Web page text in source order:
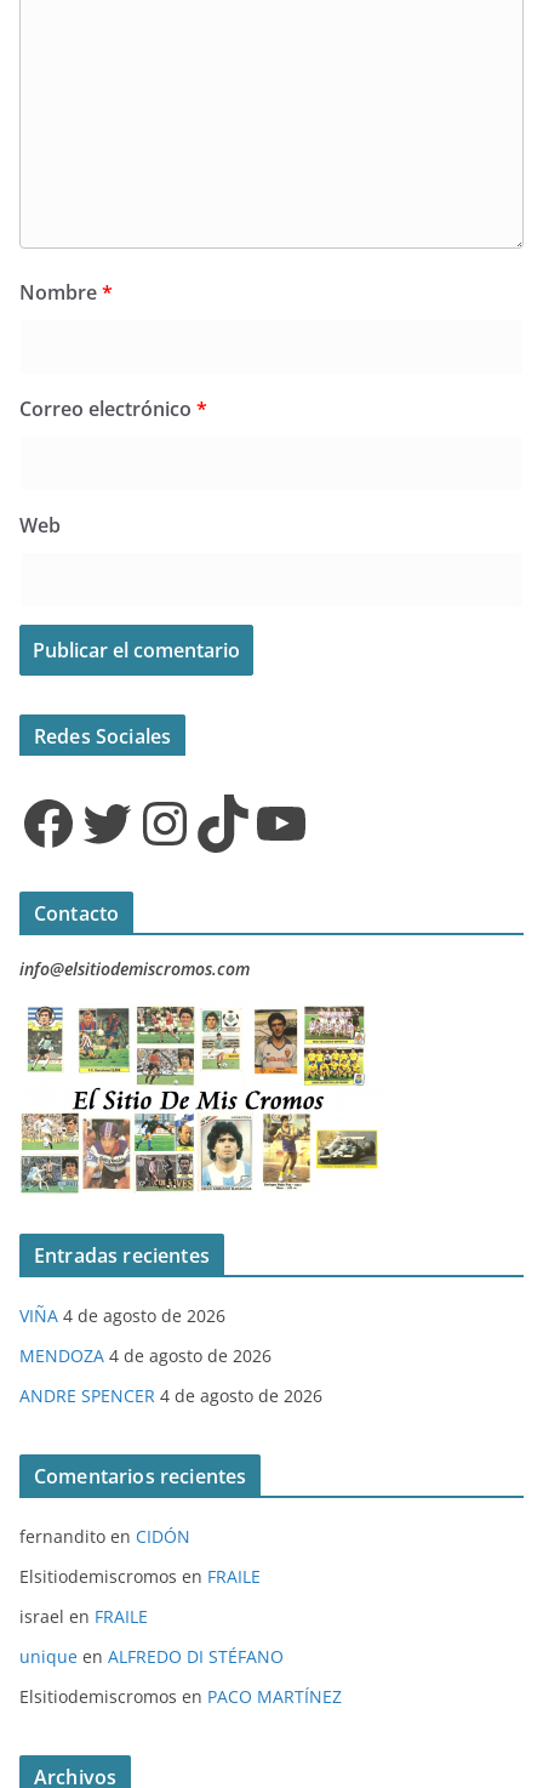
Nombre*
Correo electrónico *
Web
Redes Sociales
Facebook Twitter InstagramTikTok YouTube
Contacto
info@elsitiodemiscromos.com
Entradas recientes
VIÑA 4 de agosto de 2026
MENDOZA 4 de agosto de 2026
ANDRE SPENCER 4 de agosto de 2026
Comentarios recientes
fernandito en CIDÓN
Elsitiodemiscromos en FRAILE
israel en FRAILE
unique en ALFREDO DI STÉFANO
Elsitiodemiscromos en PACO MARTÍNEZ
Archivos